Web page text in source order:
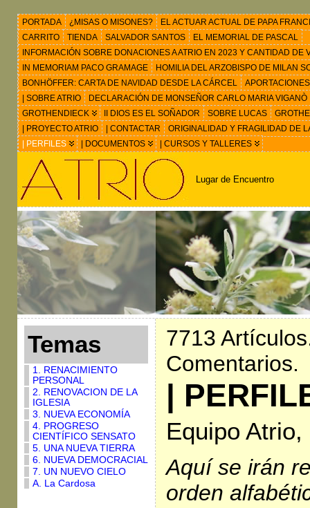
PORTADA ¿MISAS O MISONES?
EL ACTUAR ACTUAL DE PAPA
CARRITO
TIENDA SALVADOR SANTOS
EL MEMORIAL DE PASCAL
INFORMACIÓN SOBRE DONACIONES A ATRIO EN 2023 Y CANTIDAD
IN MEMORIAM PACO GRAMAGE
HOMILIA DEL ARZOBISPO DE MILAN
BONHÖFFER: CARTA DE NAVIDAD DESDE LA CÁRCEL
| SOBRE ATRIO
DECLARACIÓN DE MONSEÑOR CARLO MARIA VIGANÒ
GROTHENDIECK
II DIOS ES EL SOÑADOR SOBRE LUCAS
| PROYECTO ATRIO
| CONTACTAR
ORIGINALIDAD Y FRAGILIDAD DE
| PERFILES
| DOCUMENTOS | CURSOS Y TALLERES
Lugar de Encuentro
Temas
1. RENACIMIENTO
PERSONAL
2. RENOVACION DE LA
IGLESIA
3. NUEVA ECONOMÍA
4. PROGRESO
CIENTÍFICO SENSATO
5. UNA NUEVA TIERRA
6. NUEVA DEMOCRACIAL
7. UN NUEVO CIELO
A. La Cardosa
7713
Comentarios.
|
Equipo
Aquí se irán
orden